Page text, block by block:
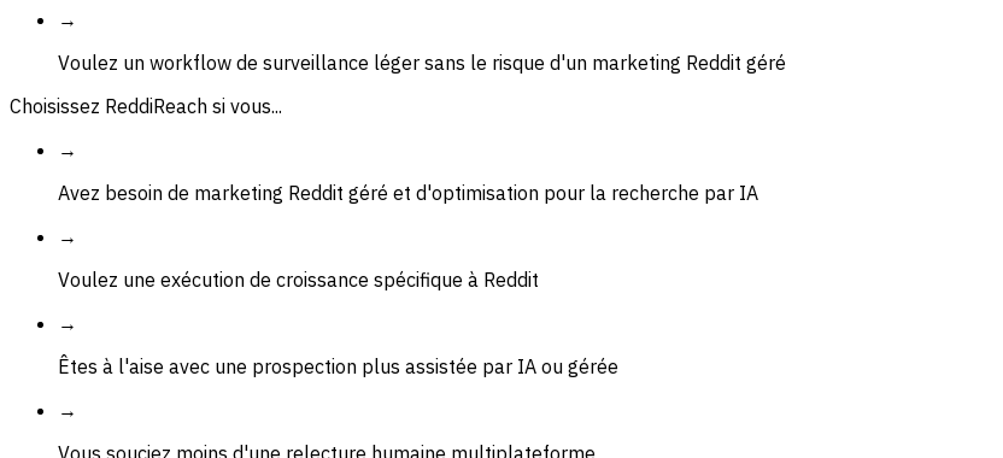
→
Voulez un workflow de surveillance léger sans le risque d'un marketing Reddit géré
Choisissez ReddiReach si vous...
→
Avez besoin de marketing Reddit géré et d'optimisation pour la recherche par IA
→
Voulez une exécution de croissance spécifique à Reddit
→
Êtes à l'aise avec une prospection plus assistée par IA ou gérée
→